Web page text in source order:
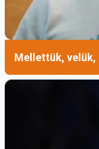
Mellettük, velük,